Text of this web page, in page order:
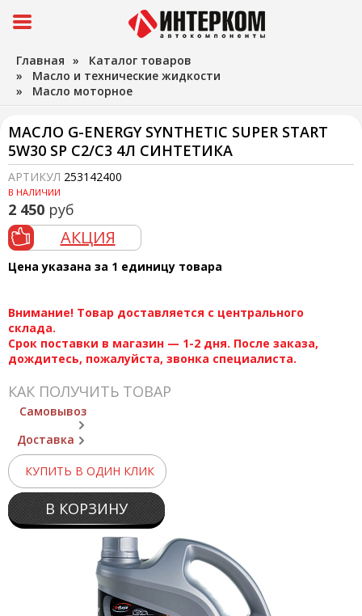
Главная » Каталог товаров
» Масло и технические жидкости
» Масло моторное
МАСЛО G-ENERGY SYNTHETIC SUPER START
5W30 SP C2/C3 4Л СИНТЕТИКА
АРТИКУЛ 253142400
В НАЛИЧИИ
2 450 руб
АКЦИЯ
Цена указана за 1 единицу товара
Внимание! Товар доставляется с центрального
склада.
Срок поставки в магазин — 1-2 дня. После заказа,
дождитесь, пожалуйста, звонка специалиста.
КАК ПОЛУЧИТЬ ТОВАР
Самовывоз
Доставка
КУПИТЬ В ОДИН КЛИК
В КОРЗИНУ